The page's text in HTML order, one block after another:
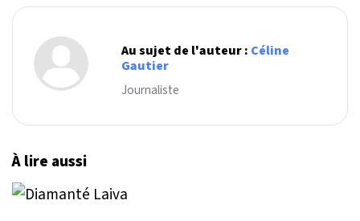
Au sujet de l'auteur : Céline
Gautier
Journaliste
À lire aussi